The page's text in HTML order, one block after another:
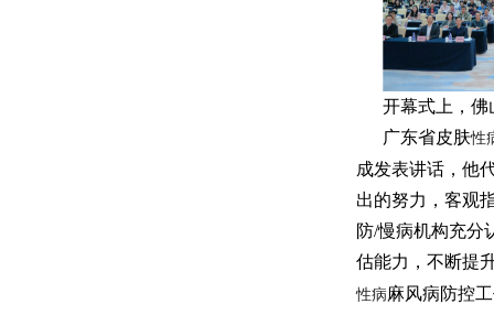
开幕式上，
广东省皮肤性
成发表讲话，他
出的努力，客观
防/慢病机构充分
估能力，不断提
性病麻风病防控